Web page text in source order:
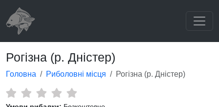
Рогізна (р. Дністер)
Головна Риболовні місця Рогізна (р. Дністер)